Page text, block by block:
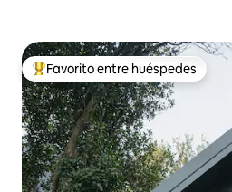
Favorito entre huéspedes preferido
Favorito entre huéspedes